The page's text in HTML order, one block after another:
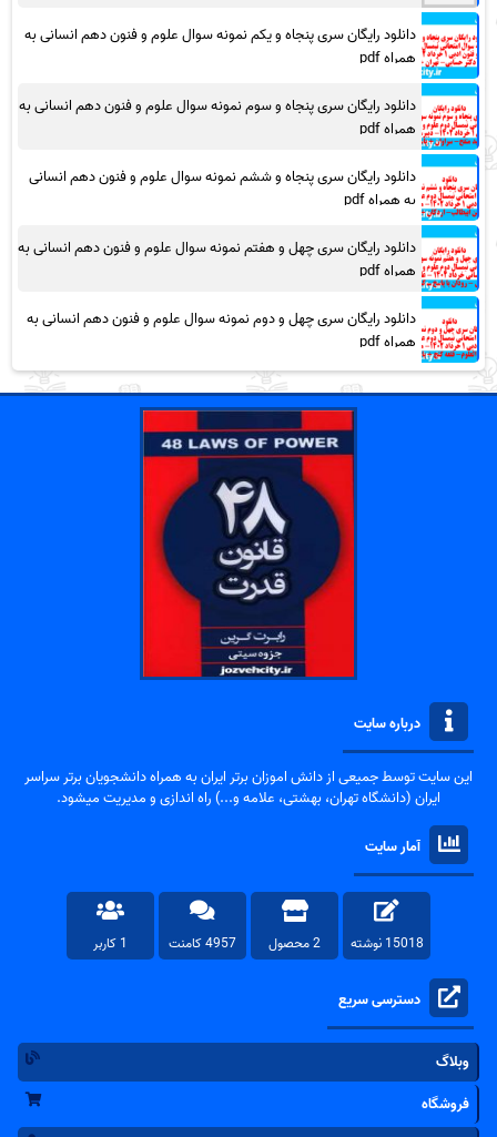
دانلود رایگان سری پنجاه و یکم نمونه سوال علوم و فنون دهم انسانی به
همراه pdf
دانلود رایگان سری پنجاه و سوم نمونه سوال علوم و فنون دهم انسانی به
همراه pdf
دانلود رایگان سری پنجاه و ششم نمونه سوال علوم و فنون دهم انسانی
به همراه pdf
دانلود رایگان سری چهل و هفتم نمونه سوال علوم و فنون دهم انسانی به
همراه pdf
دانلود رایگان سری چهل و دوم نمونه سوال علوم و فنون دهم انسانی به
همراه pdf
درباره سایت
این سایت توسط جمیعی از دانش اموزان برتر ایران به همراه دانشجویان برتر سراسر
ایران (دانشگاه تهران، بهشتی، علامه و...) راه اندازی و مدیریت میشود.
آمار سایت
15018 نوشته 2 محصول 4957 کامنت 1 کاربر
دسترسی سریع
وبلاگ
فروشگاه